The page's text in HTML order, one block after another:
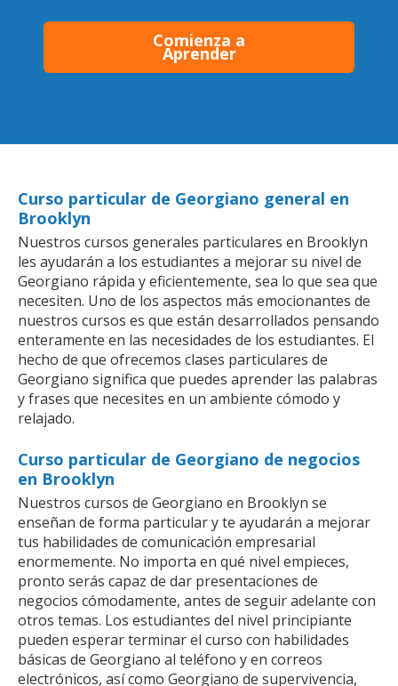
Comienza a
Aprender
Curso particular de Georgiano general en
Brooklyn
Nuestros cursos generales particulares en Brooklyn
les ayudarán a los estudiantes a mejorar su nivel de
Georgiano rápida y eficientemente, sea lo que sea que
necesiten. Uno de los aspectos más emocionantes de
nuestros cursos es que están desarrollados pensando
enteramente en las necesidades de los estudiantes. El
hecho de que ofrecemos clases particulares de
Georgiano significa que puedes aprender las palabras
y frases que necesites en un ambiente cómodo y
relajado.
Curso particular de Georgiano de negocios
en Brooklyn
Nuestros cursos de Georgiano en Brooklyn se
enseñan de forma particular y te ayudarán a mejorar
tus habilidades de comunicación empresarial
enormemente. No importa en qué nivel empieces,
pronto serás capaz de dar presentaciones de
negocios cómodamente, antes de seguir adelante con
otros temas. Los estudiantes del nivel principiante
pueden esperar terminar el curso con habilidades
básicas de Georgiano al teléfono y en correos
electrónicos, así como Georgiano de supervivencia,